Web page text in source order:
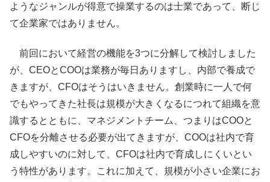
ようなジャンルが得意で操業するのは士業であって、断じ
て企業家ではありません。
前回において経営の機能を3つに分解して検討しました
が、CEOとCOOは業務が毎日ありますし、内部で養成で
きますが、CFOはそうはいきません。創業時に一人で何
でもやってきた社長は規模が大きくなるにつれて組織を意
識するとともに、マネジメントチーム、つまりはCOOと
CFOを分離させる必要が出てきますが、COOは社内で育
成しやすいのに対して、CFOは社内で育成しにくいとい
う特性があります。これに加えて、規模が小さい企業にお